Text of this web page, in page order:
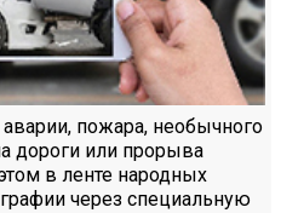
пожара, необычного
дороги или прорыва
в ленте народных
через специальную